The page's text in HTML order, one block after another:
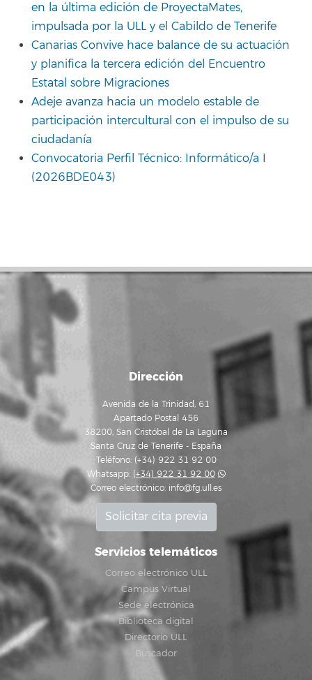
en la última edición de ProyectaMates,
impulsada por la ULL y el Cabildo de Tenerife
Canarias Convive hace balance de su actuación
y planifica la tercera edición del Encuentro
Estatal sobre Migraciones
Adeje avanza hacia un modelo estable de
participación intercultural con el impulso de su
ciudadanía
Convocatoria Perfil Técnico: Informático/a I
(2026BDE043)
Dirección
Avenida de la Trinidad, 61
Apartado Postal 456
38200, San Cristóbal de La Laguna
Santa Cruz de Tenerife - España
Teléfono: (+34) 922 31 92 00
Whatsapp: (+34) 922 31 92 00
Correo electrónico: info@fg.ull.es
Solicitar cita previa
Servicios telemáticos
Correo electrónico ULL
Campus Virtual
Sede electrónica
Biblioteca digital
Directorio ULL
Buscador